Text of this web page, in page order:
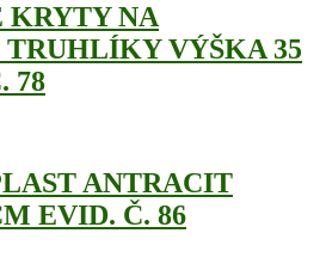
KRYTY NA
TRUHLÍKY VÝŠKA 35
78
ANTRACIT
EVID. Č. 86